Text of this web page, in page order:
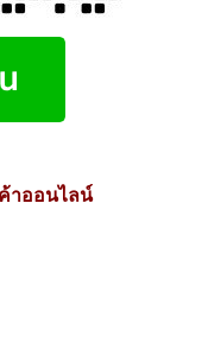
าออนไลน์